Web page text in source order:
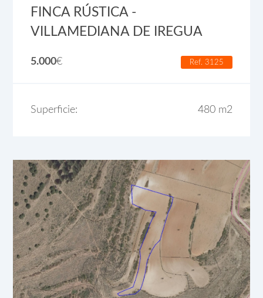
FINCA RÚSTICA -
VILLAMEDIANA DE IREGUA
5.000€ Ref. 3125
Superficie: 480 m2